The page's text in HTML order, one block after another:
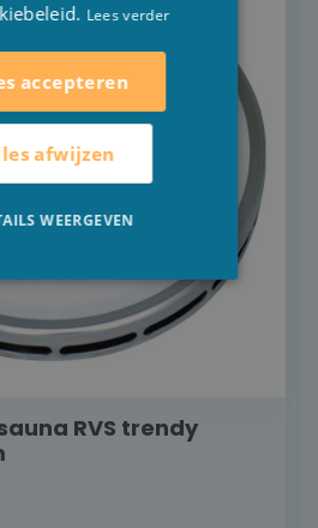
RVS trendy
Lees verder
accepteren
afwijzen
WEERGEVEN